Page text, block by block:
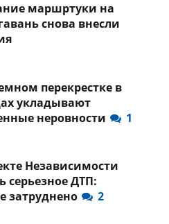
маршртуки на
снова внесли
перекрестке в
укладывают
неровности
1
Независимости
серьезное ДТП:
затруднено
2